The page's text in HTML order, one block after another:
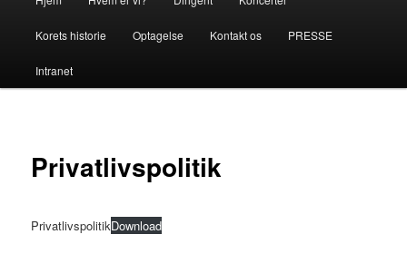
Korets historie Optagelse Kontakt os PRESSE
Intranet
Privatlivspolitik
PrivatlivspolitikDownload